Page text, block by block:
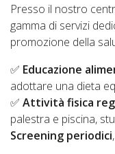
Presso il nostro
gamma di servizi
promozione della
✅ Educazione
adottare una dieta
✅ Attività fisica
palestra e piscina,
Screening periodici